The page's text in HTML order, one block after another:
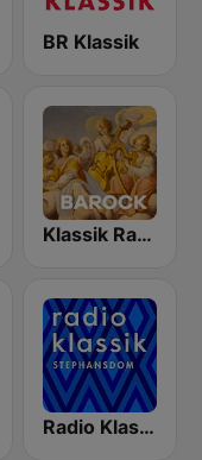
BR Klassik
Klassik Radio Barock
Radio Klassik Stephansdom